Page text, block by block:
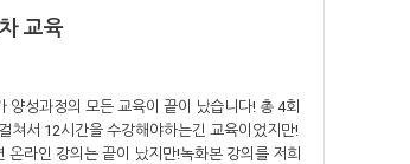
교육
성과정의 모든 교육이 끝이 났습니다! 총 4회
쳐서 12시간을 수강해야하는긴 교육이었지만!
라인 강의는 끝이 났지만!녹화본 강의를 저희